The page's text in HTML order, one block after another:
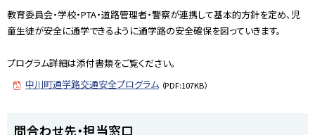
教育委員会・学校・PTA・道路管理者・警察が連携して基本的方針を定め、児
童生徒が安全に通学できるように通学路の安全確保を図っていきます。
プログラム詳細は添付書類をご覧ください。
中川町通学路交通安全プログラム （PDF:107KB）
問合わせ先・担当窓口